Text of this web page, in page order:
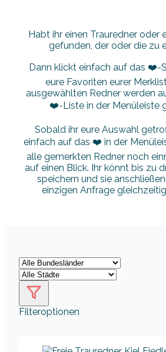
Habt ihr einen Trauredner oder
gefunden, der oder die zu
Dann klickt einfach auf das ❤️-
eure Favoriten eurer
ausgewählten Redner werden
❤️-Liste in der Menüleiste
Sobald ihr eure Auswahl
einfach auf das ❤️ in der
alle gemerkten Redner noch
auf einen Blick. Ihr könnt bis zu
speichern und sie
einzigen Anfrage
Filteroptionen